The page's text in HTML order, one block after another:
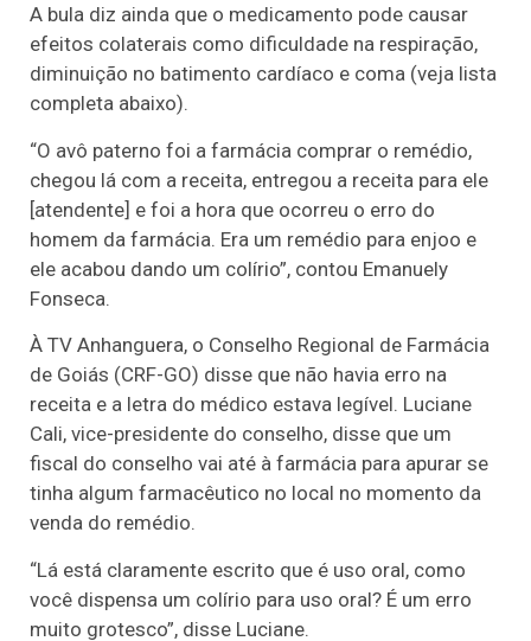
A bula diz ainda que o medicamento pode causar
efeitos colaterais como dificuldade na respiração,
diminuição no batimento cardíaco e coma (veja lista
completa abaixo).
“O avô paterno foi a farmácia comprar o remédio,
chegou lá com a receita, entregou a receita para ele
[atendente] e foi a hora que ocorreu o erro do
homem da farmácia. Era um remédio para enjoo e
ele acabou dando um colírio”, contou Emanuely
Fonseca.
À TV Anhanguera, o Conselho Regional de Farmácia
de Goiás (CRF-GO) disse que não havia erro na
receita e a letra do médico estava legível. Luciane
Cali, vice-presidente do conselho, disse que um
fiscal do conselho vai até à farmácia para apurar se
tinha algum farmacêutico no local no momento da
venda do remédio.
“Lá está claramente escrito que é uso oral, como
você dispensa um colírio para uso oral? É um erro
muito grotesco”, disse Luciane.